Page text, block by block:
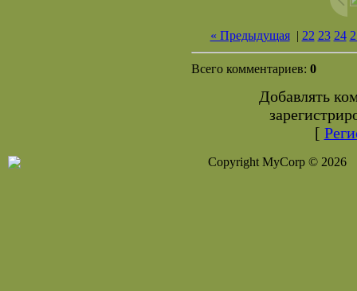
« Предыдущая| 22 23 24
Всего комментариев: 0
Добавлять
[
Copyright MyCorp © 2026